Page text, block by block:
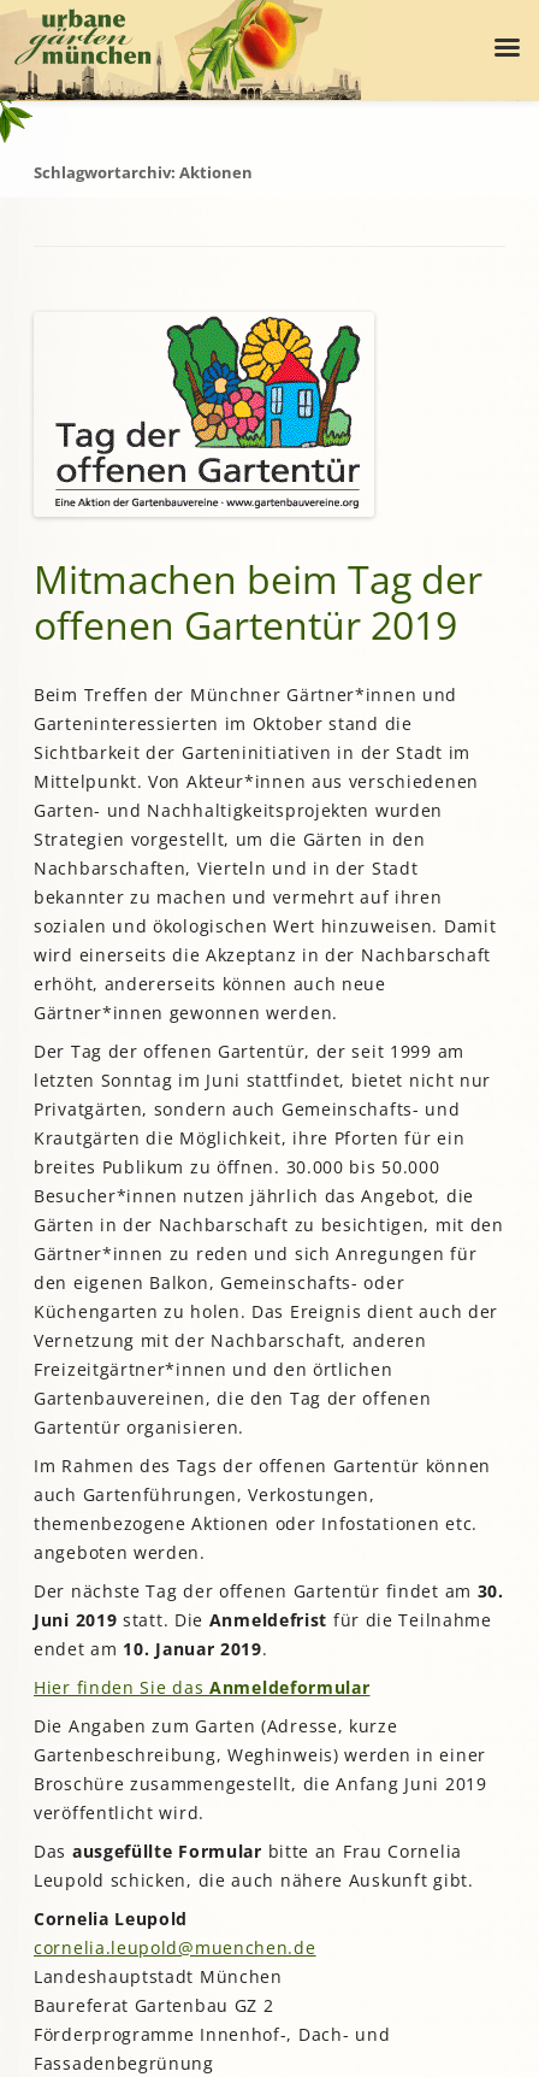
Schlagwortarchiv: Aktionen
Mitmachen beim Tag der
offenen Gartentür 2019
Beim Treffen der Münchner Gärtner*innen und
Garteninteressierten im Oktober stand die
Sichtbarkeit der Garteninitiativen in der Stadt im
Mittelpunkt. Von Akteur*innen aus verschiedenen
Garten- und Nachhaltigkeitsprojekten wurden
Strategien vorgestellt, um die Gärten in den
Nachbarschaften, Vierteln und in der Stadt
bekannter zu machen und vermehrt auf ihren
sozialen und ökologischen Wert hinzuweisen. Damit
wird einerseits die Akzeptanz in der Nachbarschaft
erhöht, andererseits können auch neue
Gärtner*innen gewonnen werden.
Der Tag der offenen Gartentür, der seit 1999 am
letzten Sonntag im Juni stattfindet, bietet nicht nur
Privatgärten, sondern auch Gemeinschafts- und
Krautgärten die Möglichkeit, ihre Pforten für ein
breites Publikum zu öffnen. 30.000 bis 50.000
Besucher*innen nutzen jährlich das Angebot, die
Gärten in der Nachbarschaft zu besichtigen, mit den
Gärtner*innen zu reden und sich Anregungen für
den eigenen Balkon, Gemeinschafts- oder
Küchengarten zu holen. Das Ereignis dient auch der
Vernetzung mit der Nachbarschaft, anderen
Freizeitgärtner*innen und den örtlichen
Gartenbauvereinen, die den Tag der offenen
Gartentür organisieren.
Im Rahmen des Tags der offenen Gartentür können
auch Gartenführungen, Verkostungen,
themenbezogene Aktionen oder Infostationen etc.
angeboten werden.
Der nächste Tag der offenen Gartentür findet am 30.
Juni 2019 statt. Die Anmeldefrist für die Teilnahme
endet am 10. Januar 2019.
Hier finden Sie das Anmeldeformular
Die Angaben zum Garten (Adresse, kurze
Gartenbeschreibung, Weghinweis) werden in einer
Broschüre zusammengestellt, die Anfang Juni 2019
veröffentlicht wird.
Das ausgefüllte Formular bitte an Frau Cornelia
Leupold schicken, die auch nähere Auskunft gibt.
Cornelia Leupold
cornelia.leupold@muenchen.de
Landeshauptstadt München
Baureferat Gartenbau GZ 2
Förderprogramme Innenhof-, Dach- und
Fassadenbegrünung